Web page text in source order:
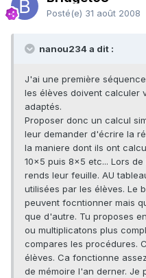
Posté(e) 31 août 2008
nanou234 a dit :
J'ai une première
les élèves doivent calculer
adaptés.
Proposer donc un calcul
leur demander d'écrire la
la maniere dont ils ont
10x5 puis 8x5 etc... Lors
rends leur feuille. AU
utilisées par les élèves. Le
peuvent focntionner mais
que d'autre. Tu proposes
ou multiplicatons plus
compares les procédures.
élèves. Ca fonctionne
de mémoire l'an derner. Je